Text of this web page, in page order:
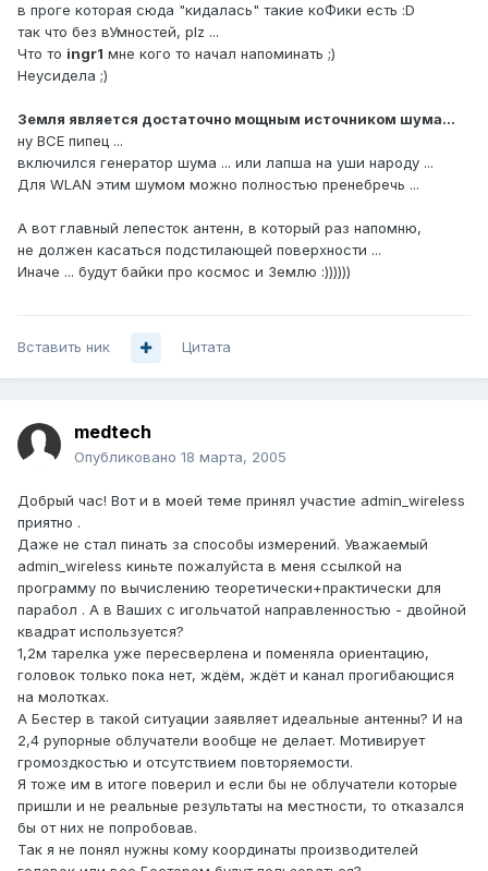
в проге которая сюда "кидалась" такие коФики есть :D
так что без вУмностей, plz ...
Что то ingr1 мне кого то начал напоминать ;)
Неусидела ;)
Земля является достаточно мощным источником шума...
ну ВСЕ пипец ...
включился генератор шума ... или лапша на уши народу ...
Для WLAN этим шумом можно полностью пренебречь ...
А вот главный лепесток антенн, в который раз напомню,
не должен касаться подстилающей поверхности ...
Иначе ... будут байки про космос и Землю :))))))
Вставить ник Цитата
medtech
Опубликовано 18 марта, 2005
Добрый час! Вот и в моей теме принял участие admin_wireless
приятно .
Даже не стал пинать за способы измерений. Уважаемый
admin_wireless киньте пожалуйста в меня ссылкой на
программу по вычислению теоретически+практически для
парабол . А в Ваших с игольчатой направленностью - двойной
квадрат используется?
1,2м тарелка уже пересверлена и поменяла ориентацию,
головок только пока нет, ждём, ждёт и канал прогибающися
на молотках.
А Бестер в такой ситуации заявляет идеальные антенны? И на
2,4 рупорные облучатели вообще не делает. Мотивирует
громоздкостью и отсутствием повторяемости.
Я тоже им в итоге поверил и если бы не облучатели которые
пришли и не реальные результаты на местности, то отказался
бы от них не попробовав.
Так я не понял нужны кому координаты производителей